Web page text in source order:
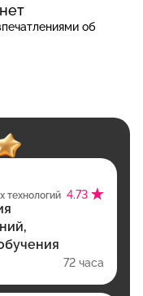
технологий 4.73
72 часа
об